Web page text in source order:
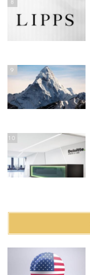
8
9
10